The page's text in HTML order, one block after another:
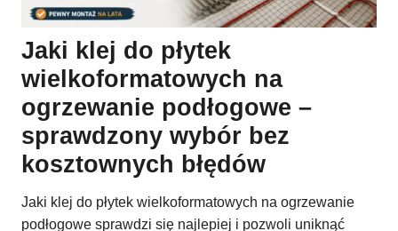
Jaki klej do płytek
wielkoformatowych na
ogrzewanie podłogowe –
sprawdzony wybór bez
kosztownych błędów
Jaki klej do płytek wielkoformatowych na ogrzewanie
podłogowe sprawdzi się najlepiej i pozwoli uniknąć